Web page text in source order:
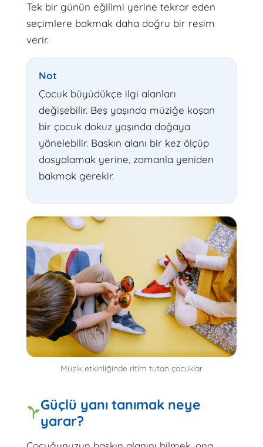
Tek bir günün eğilimi yerine tekrar eden
seçimlere bakmak daha doğru bir resim
verir.
Not
Çocuk büyüdükçe ilgi alanları
değişebilir. Beş yaşında müziğe koşan
bir çocuk dokuz yaşında doğaya
yönelebilir. Baskın alanı bir kez ölçüp
dosyalamak yerine, zamanla yeniden
bakmak gerekir.
Müzik etkinliğinde ritim tutan çocuklar
Güçlü yanı tanımak neye
yarar?